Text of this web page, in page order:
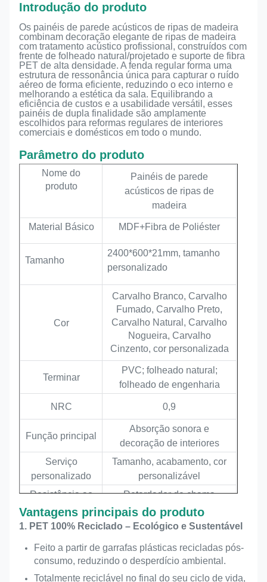
Introdução do produto
Os painéis de parede acústicos de ripas de madeira
combinam decoração elegante de ripas de madeira
com tratamento acústico profissional, construídos com
frente de folheado natural/projetado e suporte de fibra
PET de alta densidade. A fenda regular forma uma
estrutura de ressonância única para capturar o ruído
aéreo de forma eficiente, reduzindo o eco interno e
melhorando a estética da sala. Equilibrando a
eficiência de custos e a usabilidade versátil, esses
painéis de dupla finalidade são amplamente
escolhidos para reformas regulares de interiores
comerciais e domésticos em todo o mundo.
Parâmetro do produto
Nome do
produto
Painéis de parede
acústicos de ripas de
madeira
Material Básico MDF+Fibra de Poliéster
Tamanho
2400*600*21mm, tamanho
personalizado
Cor
Carvalho Branco, Carvalho
Fumado, Carvalho Preto,
Carvalho Natural, Carvalho
Nogueira, Carvalho
Cinzento, cor personalizada
Terminar
PVC; folheado natural;
folheado de engenharia
NRC 0,9
Função principal
Absorção sonora e
decoração de interiores
Serviço
personalizado
Tamanho, acabamento, cor
personalizável
Resistência ao
fogo
Retardador de chama
opcional
Nível Ambiental
Baixo VOC, Ecológico
Função principal
Absorção sonora e
decoração de interiores
Vantagens principais do produto
1. PET 100% Reciclado – Ecológico e Sustentável
Feito a partir de garrafas plásticas recicladas pós-
consumo, reduzindo o desperdício ambiental.
Totalmente reciclável no final do seu ciclo de vida,